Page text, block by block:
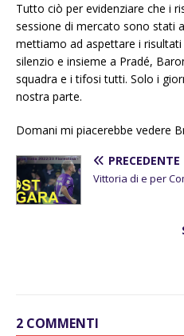
Tutto ciò per evidenziare che i
sessione di mercato sono stati
mettiamo ad aspettare i
silenzio e insieme a Pradé,
squadra e i tifosi tutti. Solo i
nostra parte.
Domani mi piacerebbe vedere
PRECEDENTE
Vittoria di e per
2 COMMENTI